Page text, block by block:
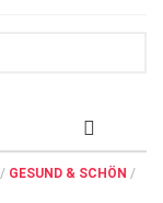
/ GESUND & SCHÖN /